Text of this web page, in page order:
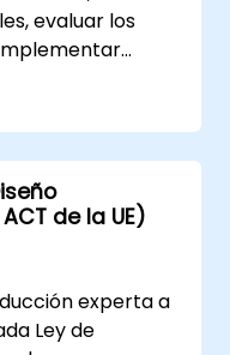
evaluar los
de la UE)
experta a
Ley de